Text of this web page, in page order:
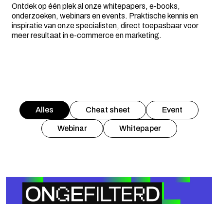
Ontdek op één plek al onze whitepapers, e-books,
onderzoeken, webinars en events. Praktische kennis en
inspiratie van onze specialisten, direct toepasbaar voor
meer resultaat in e-commerce en marketing.
Alles Cheat sheet Event
Webinar Whitepaper